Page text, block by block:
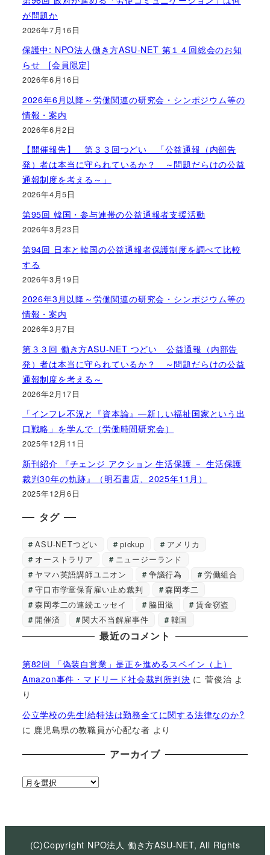
が問題か
2026年7月16日
保護中: NPO法人働き方ASU-NET 第１４回総会のお知
らせ [会員限定]
2026年6月16日
2026年6月以降～労働関連の研究会・シンポジウム等の
情報・案内
2026年6月2日
【開催報告】 第３３回つどい 「公益通報（内部告
発）者は本当に守られているか？ ～問題だらけの公益
通報制度を考える～」
2026年4月5日
第95回 韓国・参与連帯の公益通報者支援活動
2026年3月23日
第94回 日本と韓国の公益通報者保護制度を調べて比較
する
2026年3月19日
2026年3月以降～労働関連の研究会・シンポジウム等の
情報・案内
2026年3月7日
第３３回 働き方ASU-NET つどい 公益通報（内部告
発）者は本当に守られているか？ ～問題だらけの公益
通報制度を考える～
2026年2月17日
「インフレ不況と『資本論』―新しい福祉国家という出
口戦略」を学んで（労働時間研究会）
2025年12月11日
新刊紹介 『チェンジ アクション 生活保護 － 生活保護
裁判30年の軌跡』（明石書店、2025年11月）
2025年12月6日
タグ
ASU-NETつどい pickup
アメリカ
オーストラリア
ニュージーランド
ヤマハ英語講師ユニオン
争議行為
労働組合
守口市学童保育雇い止め裁判
森岡孝二
森岡孝二の連続エッセイ
脇田滋
賃金窃盗
開催済
関大不当解雇事件 韓国
最近のコメント
第82回 「偽装自営業」是正を進めるスペイン（上）
Amazon事件・マドリード社会裁判所判決 に菅俊治 よ
り
公立学校の先生!給特法は勤務全てに関する法律なのか?
に 鹿児島県の教職員が心配な者 より
アーカイブ
ア
イ
(C)Copyright NPO法人 働き方ASU-NET, All Rights